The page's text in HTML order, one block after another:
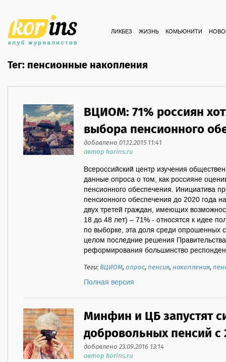
ЛИКБЕЗ ЖИЗНЬ КОМЬЮНИТИ
Тег: пенсионные накопления
ВЦИОМ: 71% россиян
выбора пенсионного
добавлено 01.12.2015 11:41
автор korins.ru
Всероссийский центр изучения
данные опроса о том, как россияне
пенсионного обеспечения. Инициатива
пенсионного обеспечения до 2020 года
двух третей граждан, имеющих
18 до 48 лет) – 71% - относятся к идее
по выборке, эта доля среди
целом последние решения
реформирования большинство
Теги:ВЦИОМ,опрос,пенсия,накопления,
Полная версия
Минфин и ЦБ запустят
добровольных пенсий с
добавлено 23.09.2016 13:14
автор korins.ru